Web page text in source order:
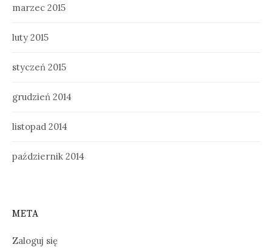
marzec 2015
luty 2015
styczeń 2015
grudzień 2014
listopad 2014
październik 2014
META
Zaloguj się